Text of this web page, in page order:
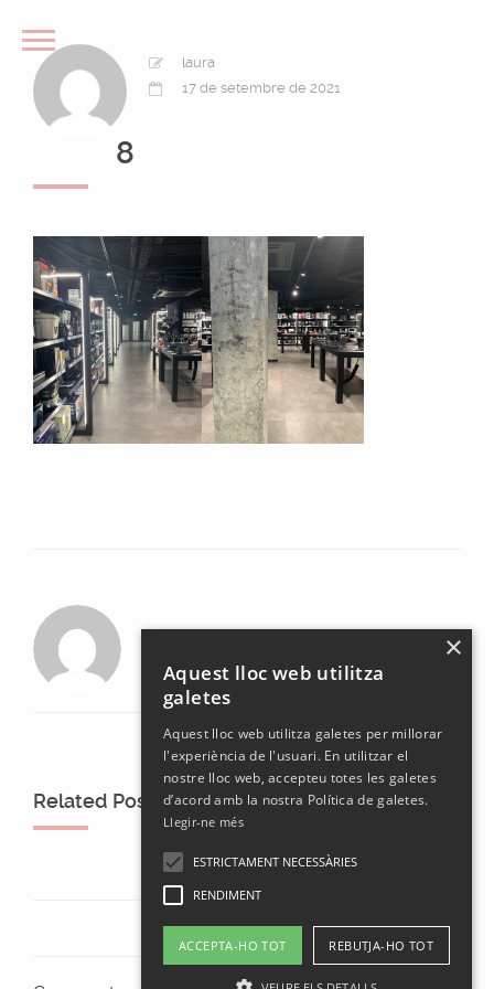
laura
17 de setembre de 2021
8
laura
Related Posts
×
Aquest lloc web utilitza
galetes
Aquest lloc web utilitza galetes per millorar
l'experiència de l'usuari. En utilitzar el
nostre lloc web, accepteu totes les galetes
d’acord amb la nostra Política de galetes.
Llegir-ne més
ESTRICTAMENT NECESSÀRIES
RENDIMENT
ACCEPTA-HO TOT REBUTJA-HO TOT